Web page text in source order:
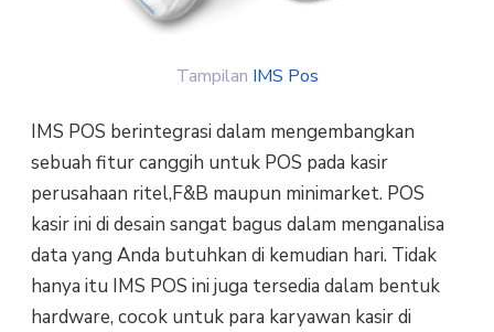
Tampilan IMS Pos
IMS POS berintegrasi dalam mengembangkan
sebuah fitur canggih untuk POS pada kasir
perusahaan ritel,F&B maupun minimarket. POS
kasir ini di desain sangat bagus dalam menganalisa
data yang Anda butuhkan di kemudian hari. Tidak
hanya itu IMS POS ini juga tersedia dalam bentuk
hardware, cocok untuk para karyawan kasir di